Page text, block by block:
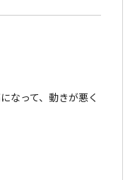
なって、動きが悪く